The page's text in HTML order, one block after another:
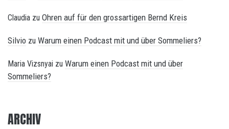
Claudia zu Ohren auf für den grossartigen Bernd Kreis
Silvio zu Warum einen Podcast mit und über Sommeliers?
Maria Vizsnyai zu Warum einen Podcast mit und über
Sommeliers?
ARCHIV